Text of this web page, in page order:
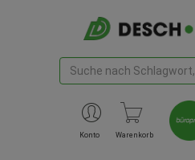
Konto Warenkorb